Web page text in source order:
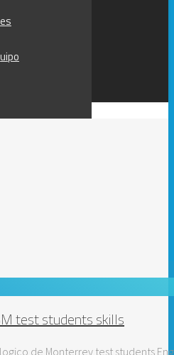
test students skills
de Monterrey test students